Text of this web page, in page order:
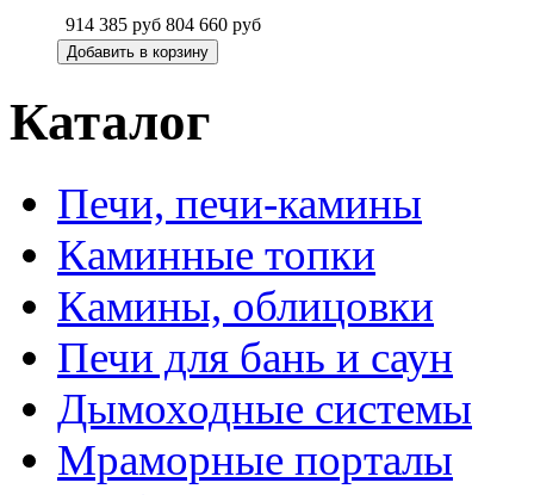
914 385 руб 804 660 руб
Добавить в корзину
Каталог
Печи, печи-камины
Каминные топки
Камины, облицовки
Печи для бань и саун
Дымоходные системы
Мраморные порталы